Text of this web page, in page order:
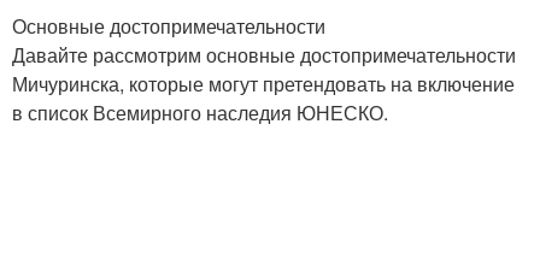
Основные достопримечательности
Давайте рассмотрим основные достопримечательности
Мичуринска, которые могут претендовать на включение
в список Всемирного наследия ЮНЕСКО.